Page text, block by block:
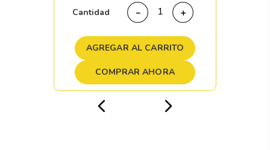
Cantidad ＋
－
AGREGAR AL CARRITO
COMPRAR AHORA